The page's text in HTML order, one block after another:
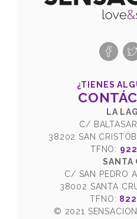
¿TIENES
LA
C/
38202 SAN
TFNO:
SANTA
C/ SAN PEDRO
38002 SANTA
TFNO:
© 2021